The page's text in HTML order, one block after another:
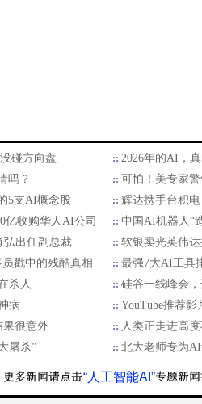
碰方向盘
2026年的AI，
吗？
可怕！美专家
5支AI概念股
辉达携手台积
亿收购华人AI公司
中国AI机器人“
弘出任副总裁
软银卖光英伟
戳中的残酷真相
最强7大AI工具
杀人
硅谷一线峰会
病
YouTube推荐影
果很意外
人类正走进高
屠杀”
北大老师专为
“人工智能AI”